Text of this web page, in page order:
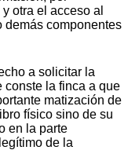
otra el acceso al
demás componentes
a solicitar la
conste la finca a que
matización de
físico sino de su
en la parte
de la